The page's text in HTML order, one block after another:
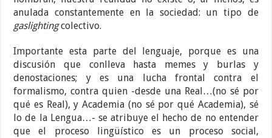
anulada constantemente en la sociedad: un tipo de
gaslightingcolectivo.
Importante esta parte del lenguaje, porque es una
discusión que conlleva hasta memes y burlas y
denostaciones; y es una lucha frontal contra el
formalismo, contra quien -desde una Real…(no sé por
qué es Real), y Academia (no sé por qué Academia), sé
lo de la Lengua…- se atribuye el hecho de no entender
que el proceso lingüístico es un proceso social,